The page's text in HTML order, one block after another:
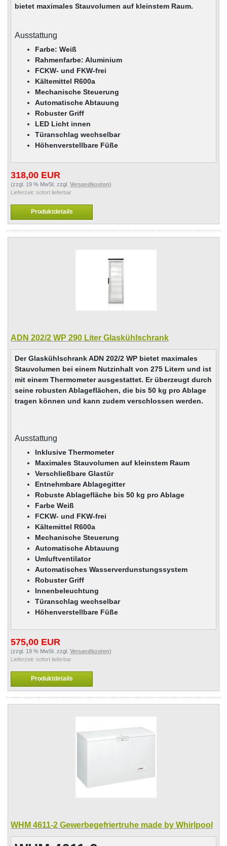
bietet maximales Stauvolumen auf kleinstem Raum.
Ausstattung
Farbe: Weiß
Rahmenfarbe: Aluminium
FCKW- und FKW-frei
Kältemittel R600a
Mechanische Steuerung
Automatische Abtauung
Robuster Griff
LED Licht innen
Türanschlag wechselbar
Höhenverstellbare Füße
318,00 EUR
(zzgl. 19 % MwSt. zzgl. Versandkosten)
Lieferzeit: sofort lieferbar
Produktdetails
ADN 202/2 WP 290 Liter Glaskühlschrank
Der Glaskühlschrank ADN 202/2 WP bietet maximales
Stauvolumen bei einem Nutzinhalt von 275 Litern und ist
mit einem Thermometer ausgestattet. Er überzeugt durch
seine robusten Ablageflächen, die bis 50 kg pro Ablage
tragen können und kann zudem verschlossen werden.
Ausstattung
Inklusive Thermometer
Maximales Stauvolumen auf kleinstem Raum
Verschließbare Glastür
Entnehmbare Ablagegitter
Robuste Ablagefläche bis 50 kg pro Ablage
Farbe Weiß
FCKW- und FKW-frei
Kältemittel R600a
Mechanische Steuerung
Automatische Abtauung
Umluftventilator
Automatisches Wasserverdunstungssystem
Robuster Griff
Innenbeleuchtung
Türanschlag wechselbar
Höhenverstellbare Füße
575,00 EUR
(zzgl. 19 % MwSt. zzgl. Versandkosten)
Lieferzeit: sofort lieferbar
Produktdetails
WHM 4611-2 Gewerbegefriertruhe made by Whirlpool